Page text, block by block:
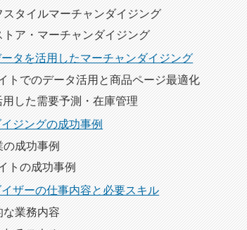
スタイルマーチャンダイジング
トア・マーチャンダイジング
タを活用したマーチャンダイジング
トでのデータ活用と商品ページ最適化
用した需要予測・在庫管理
ジングの成功事例
の成功事例
トの成功事例
ザーの仕事内容と必要スキル
な業務内容